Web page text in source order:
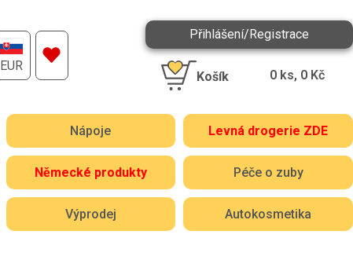
EUR
Přihlášení/Registrace
Košík 0 ks, 0 Kč
Nápoje Levná drogerie ZDE
Německé produkty Péče o zuby
Výprodej Autokosmetika